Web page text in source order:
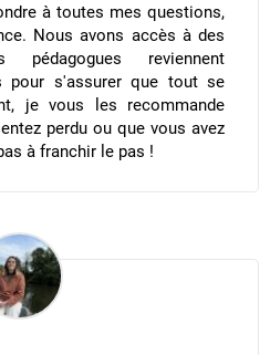
à toutes mes questions,
Nous avons accès à des
reviennent
pour s'assurer que tout se
je vous les recommande
perdu ou que vous avez
à franchir le pas !